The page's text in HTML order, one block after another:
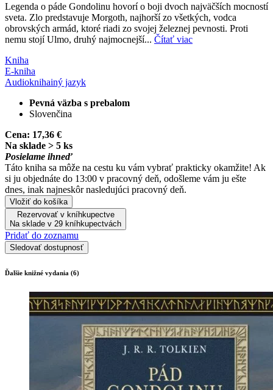
Legenda o páde Gondolinu hovorí o boji dvoch najväčších mocností
sveta. Zlo predstavuje Morgoth, najhorší zo všetkých, vodca
obrovských armád, ktoré riadi zo svojej železnej pevnosti. Proti
nemu stojí Ulmo, druhý najmocnejší... Čítať viac
Kniha
E-kniha
Audioknihainý jazyk
Pevná väzba s prebalom
Slovenčina
Cena: 17,36 €
Na sklade > 5 ks
Posielame ihneď
Táto kniha sa môže na cestu ku vám vybrať prakticky okamžite! Ak
si ju objednáte do 13:00 v pracovný deň, odošleme vám ju ešte
dnes, inak najneskôr nasledujúci pracovný deň.
Vložiť do košíka
Rezervovať v kníhkupectve
Na sklade v 29 kníhkupectvách
Pridať do zoznamu
Sledovať dostupnosť
Ďalšie knižné vydania (6)